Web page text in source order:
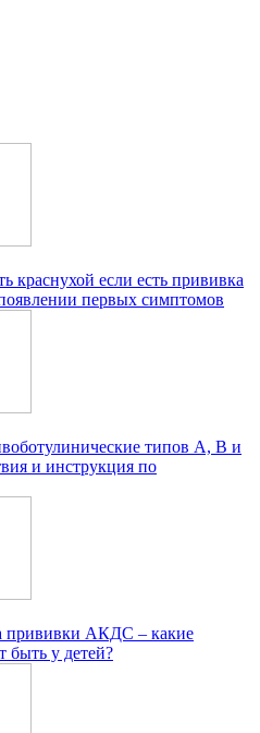
краснухой если есть прививка
первых симптомов
типов А, В и
и инструкция по
прививки АКДС – какие
быть у детей?